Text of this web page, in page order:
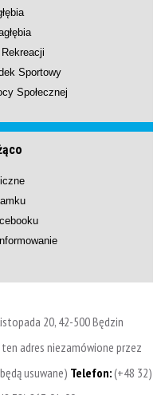
Sportowy
Społecznej
20, 42-500 Będzin
adres niezamówione przez
usuwane) Telefon:(+48 32)